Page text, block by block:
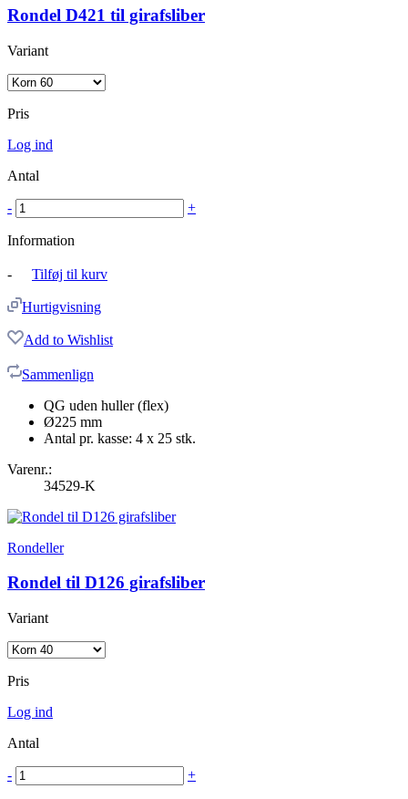
Rondel D421 til girafsliber
Variant
Pris
Log ind
Antal
- +
Information
- Tilføj til kurv
Hurtigvisning
Add to Wishlist
Sammenlign
QG uden huller (flex)
Ø225 mm
Antal pr. kasse: 4 x 25 stk.
Varenr.:
34529-K
Rondeller
Rondel til D126 girafsliber
Variant
Pris
Log ind
Antal
- +